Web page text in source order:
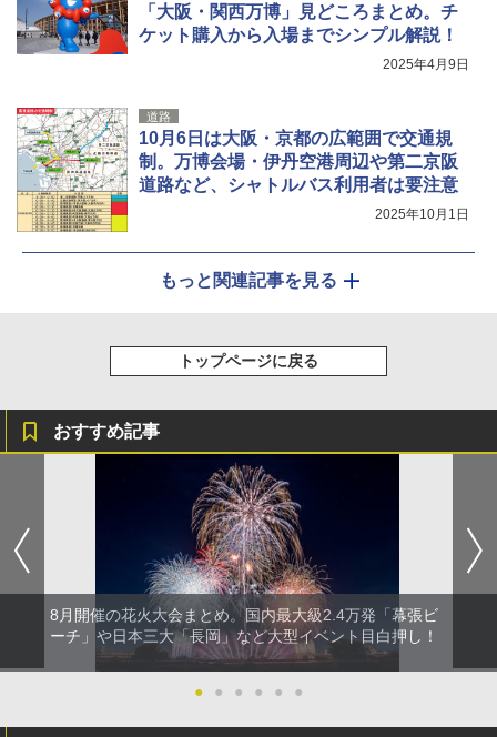
「大阪・関西万博」見どころまとめ。チ
ケット購入から入場までシンプル解説！
2025年4月9日
道路
10月6日は大阪・京都の広範囲で交通規
制。万博会場・伊丹空港周辺や第二京阪
道路など、シャトルバス利用者は要注意
2025年10月1日
もっと関連記事を見る
トップページに戻る
おすすめ記事
8月開催の花火大会まとめ。国内最大級2.4万発「幕張ビ
ーチ」や日本三大「長岡」など大型イベント目白押し！
● ● ● ● ● ●